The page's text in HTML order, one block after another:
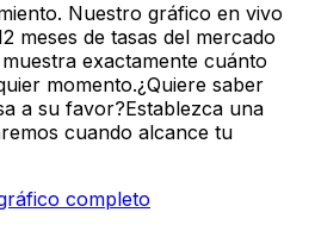
Nuestro gráfico en vivo
meses de tasas del mercado
exactamente cuánto
momento.¿Quiere saber
a su favor?Establezca una
cuando alcance tu
completo